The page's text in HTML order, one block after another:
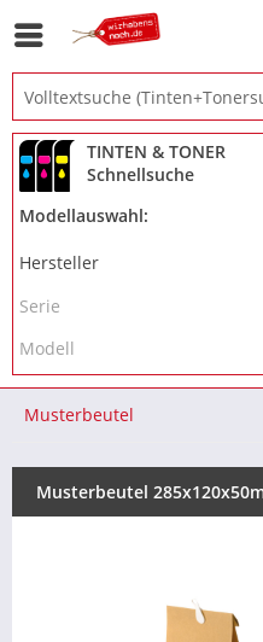
TINTEN & TONER
Schnellsuche
Modellauswahl:
Musterbeutel
Musterbeutel